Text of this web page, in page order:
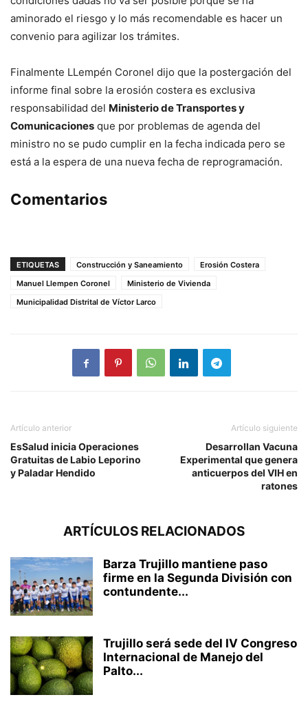
aminorado el riesgo y lo más recomendable es hacer un
convenio para agilizar los trámites.
Finalmente LLempén Coronel dijo que la postergación del
informe final sobre la erosión costera es exclusiva
responsabilidad del Ministerio de Transportes y
Comunicaciones que por problemas de agenda del
ministro no se pudo cumplir en la fecha indicada pero se
está a la espera de una nueva fecha de reprogramación.
Comentarios
ETIQUETAS Construcción y Saneamiento
Erosión Costera
Manuel Llempen Coronel
Ministerio de Vivienda
Municipalidad Distrital de Víctor Larco
Artículo anterior
EsSalud inicia Operaciones
Gratuitas de Labio Leporino
y Paladar Hendido
Artículo siguiente
Desarrollan Vacuna
Experimental que genera
anticuerpos del VIH en
ratones
ARTÍCULOS RELACIONADOS
Barza Trujillo mantiene paso
firme en la Segunda División con
contundente...
Trujillo será sede del IV Congreso
Internacional de Manejo del
Palto...